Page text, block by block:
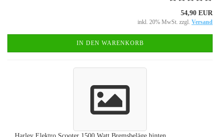
54,90 EUR
inkl. 20% MwSt. zzgl. Versand
IN DEN WARENKORB